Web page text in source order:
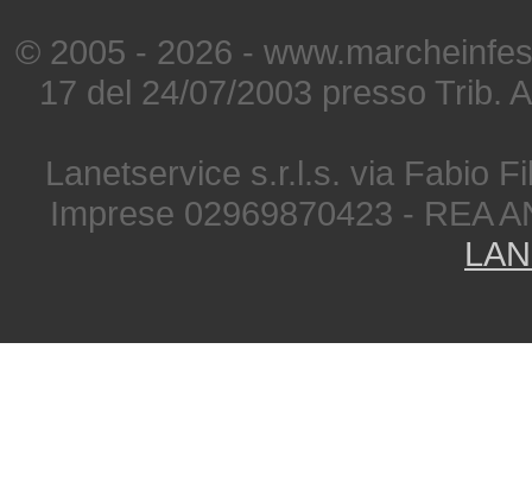
© 2005 - 2026 -
17 del 24/07/2003 presso Trib.
Lanetservice s.r.l.s. via Fabio
Imprese 02969870423 - REA